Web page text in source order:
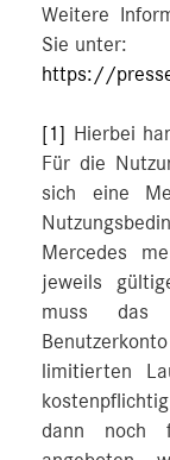
Weitere
Sie unter:
https://
[1]
Hierbei
Für die
sich eine
Mercedes
jeweils
muss das
limitierten
dann noch